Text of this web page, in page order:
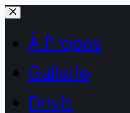
Passer
contenuÀ Propos
Gallerie
Devis